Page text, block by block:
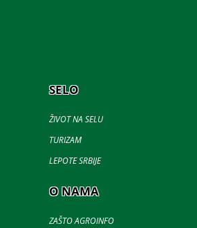
SELO
ŽIVOT NA SELU
TURIZAM
LEPOTE SRBIJE
O NAMA
ZAŠTO AGROINFO